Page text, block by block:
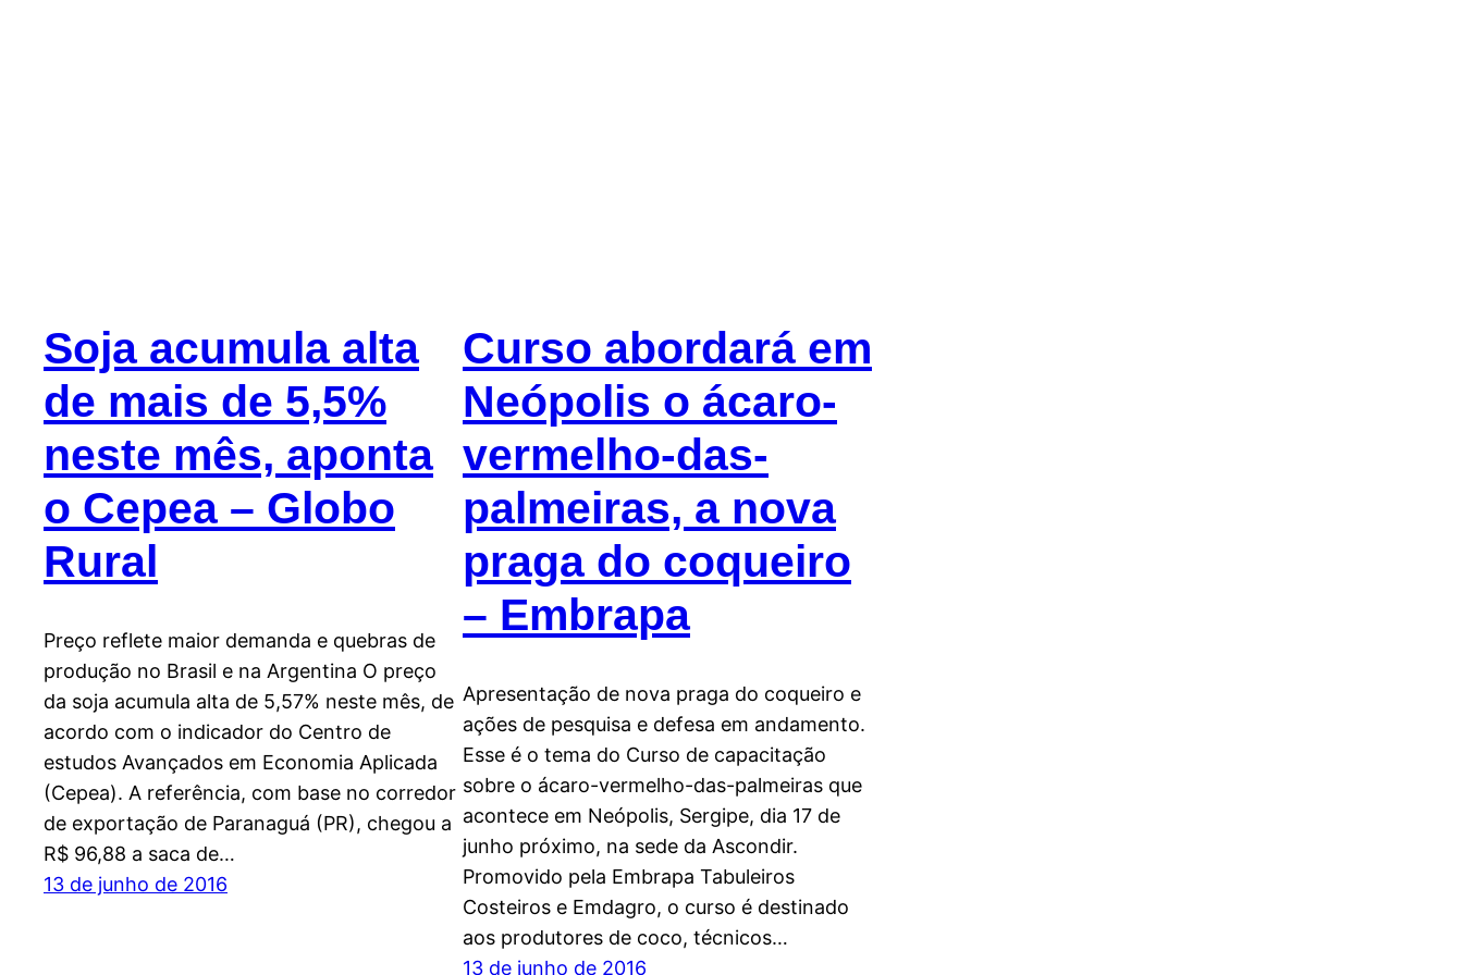
Soja acumula alta
de mais de 5,5%
neste mês, aponta
o Cepea – Globo
Rural
Preço reflete maior demanda e quebras de
produção no Brasil e na Argentina O preço
da soja acumula alta de 5,57% neste mês, de
acordo com o indicador do Centro de
estudos Avançados em Economia Aplicada
(Cepea). A referência, com base no corredor
de exportação de Paranaguá (PR), chegou a
R$ 96,88 a saca de…
13 de junho de 2016
Curso abordará em
Neópolis o ácaro-
vermelho-das-
palmeiras, a nova
praga do coqueiro
– Embrapa
Apresentação de nova praga do coqueiro e
ações de pesquisa e defesa em andamento.
Esse é o tema do Curso de capacitação
sobre o ácaro-vermelho-das-palmeiras que
acontece em Neópolis, Sergipe, dia 17 de
junho próximo, na sede da Ascondir.
Promovido pela Embrapa Tabuleiros
Costeiros e Emdagro, o curso é destinado
aos produtores de coco, técnicos…
13 de junho de 2016